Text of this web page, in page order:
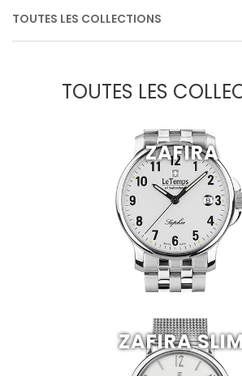
TOUTES LES COLLECTIONS
TOUTES LES
ZAFIRA
ZAFIRA